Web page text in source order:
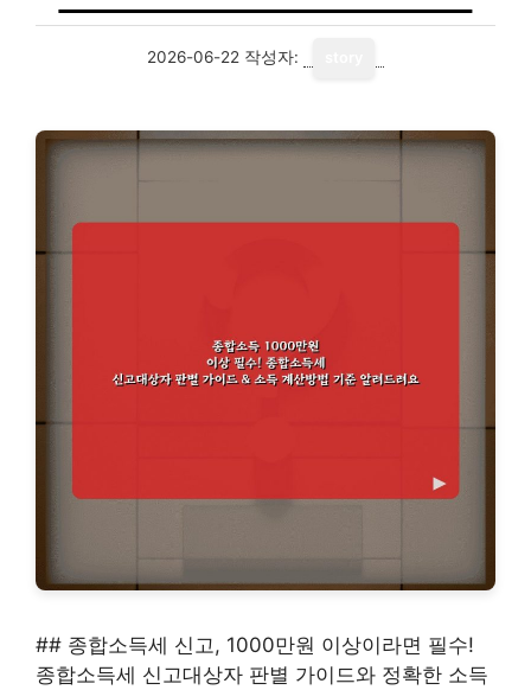
2026-06-22 작성자:
## 종합소득세 신고, 1000만원 이상이라면 필수!
종합소득세 신고대상자 판별 가이드와 정확한 소득